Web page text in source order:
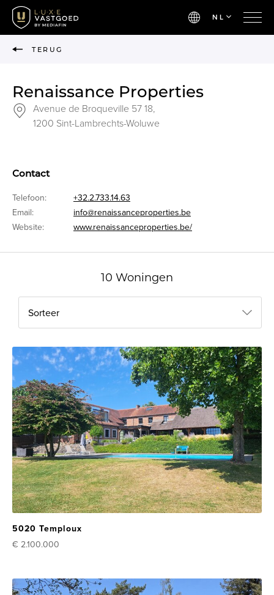
NL
TERUG
Renaissance Properties
Avenue de Broqueville 57 18,
1200 Sint-Lambrechts-Woluwe
Contact
Telefoon:
+32.2.733.14.63
Email:
info@renaissanceproperties.be
Website:
www.renaissanceproperties.be/
10 Woningen
Sorteer
5020 Temploux
€ 2.100.000